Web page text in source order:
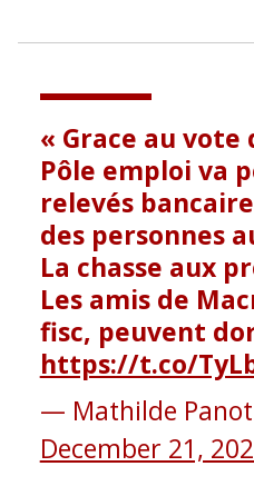
Grace au
Pôle emploi va
relevés
des personnes
La chasse aux
Les amis de
fisc, peuvent
https://t.co/
— Mathilde
December 21,